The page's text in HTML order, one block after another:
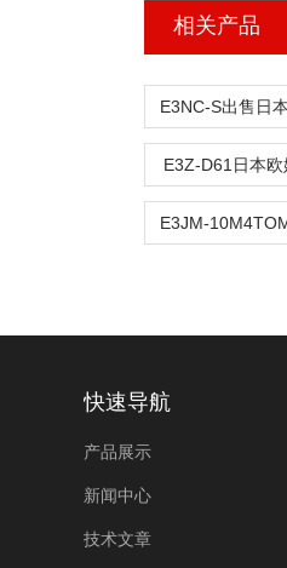
相关产品
E3Z-D61日本
快速导航
产品展示
新闻中心
技术文章